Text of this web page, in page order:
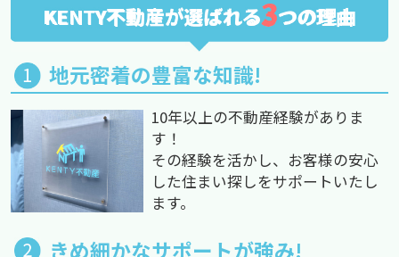
KENTY不動産が選ばれる3つの理由
地元密着の豊富な知識!
10年以上の不動産経験がありま
す！
その経験を活かし、お客様の安心
した住まい探しをサポートいたし
ます。
きめ細かなサポートが強み!